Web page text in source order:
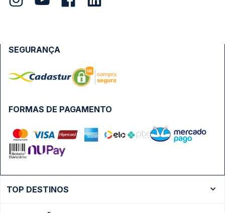
FORMAS DE PAGAMENTO
SEGURANÇA
TOP DESTINOS